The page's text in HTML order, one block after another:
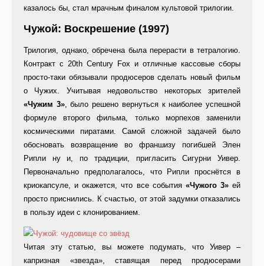
казалось бы, стал мрачным финалом культовой трилогии.
Чужой: Воскрешение (1997)
Трилогия, однако, обречена была перерасти в тетралогию.
Контракт с 20th Century Fox и отличные кассовые сборы
просто-таки обязывали продюсеров сделать новый фильм
о Чужих. Учитывая недовольство некоторых зрителей
«Чужим 3», было решено вернуться к наиболее успешной
формуле второго фильма, только морпехов заменили
космическими пиратами. Самой сложной задачей было
обосновать возвращение во франшизу погибшей Элен
Рипли ну и, по традиции, пригласить Сигурни Уивер.
Первоначально предполагалось, что Рипли проснётся в
криокапсуле, и окажется, что все события «Чужого 3»ей
просто приснились. К счастью, от этой задумки отказались
в пользу идеи с клонированием.
Читая эту статью, вы можете подумать, что Уивер –
капризная «звезда», ставящая перед продюсерами